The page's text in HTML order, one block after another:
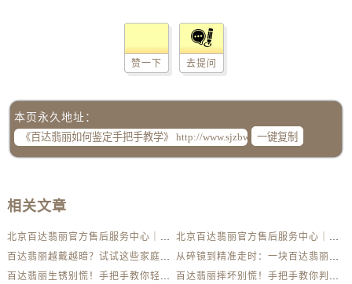
赞一下 去提问
本页永久地址：
一键复制
相关文章
北京百达翡丽官方售后服务中心｜最新电话及地址权威信息公示（2026年6月最新）
北京百达翡丽官方售后服务中心｜服务热线及办公地址权威信息公示（2026年6月最新）
百达翡丽越戴越暗？试试这些家庭清洁妙招
从碎镜到精准走时：一块百达翡丽的重生之路
百达翡丽生锈别慌！手把手教你轻松应对
百达翡丽摔坏别慌！手把手教你判断损伤程度